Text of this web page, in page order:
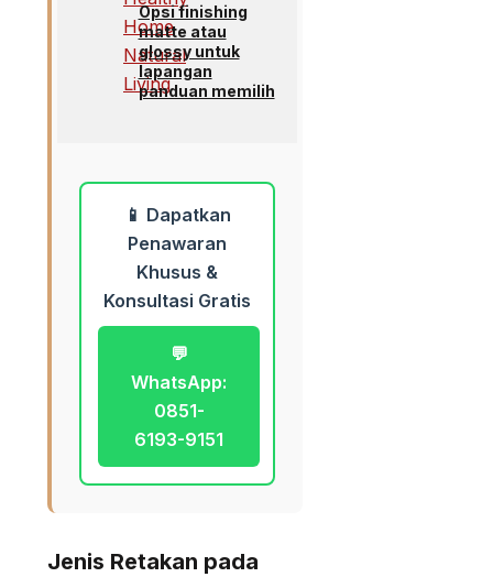
Opsi finishing
matte atau
glossy untuk
lapangan
panduan memilih
📱 Dapatkan
Penawaran
Khusus &
Konsultasi Gratis
💬
WhatsApp:
0851-
6193-9151
Jenis Retakan pada